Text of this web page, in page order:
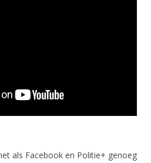
als Facebook en Politie+ genoeg